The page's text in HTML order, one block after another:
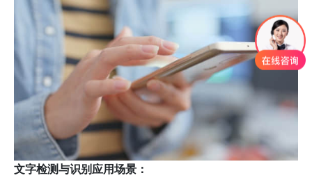
文字检测与识别应用场景：